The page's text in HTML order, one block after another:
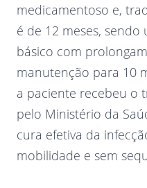
medicamentoso e,
é de 12 meses,
básico com
manutenção para 10
a paciente recebeu o
pelo Ministério da
cura efetiva da
mobilidade e sem